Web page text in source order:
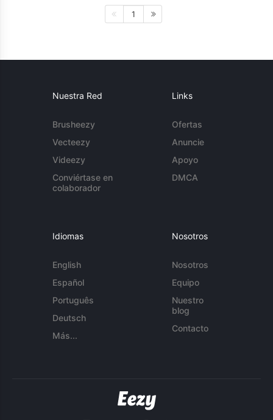
1
Nuestra Red
Brusheezy
Vecteezy
Videezy
Conviértase en
colaborador
Links
Ofertas
Anuncie
Apoyo
DMCA
Idiomas
English
Español
Português
Deutsch
Más...
Nosotros
Nosotros
Equipo
Nuestro
blog
Contacto